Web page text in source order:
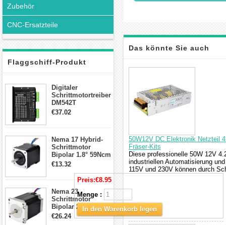
Zubehör
CNC-Ersatzteile
Flaggschiff-Produkt
Digitaler
Schrittmotortreiber
DM542T
Schrittmotor
Schrittmotor
€37.02
Nema 17 Hybrid-
Schrittmotor
Bipolar 1.8° 59Ncm
2A 4 Drähte mit 1m
€13.32
Nema 23
Schrittmotor
Bipolar 269oz.in
2,8A 57x57x76mm
€26.24
Das könnte Sie auch
interessieren
50W12V DC Elektronik Netzteil
Fräser-Kits
Diese professionelle 50W 12V
industriellen Automatisierung
115V und 230V können durch
Preis:€8.95
Menge :
In den Warenkorb legen